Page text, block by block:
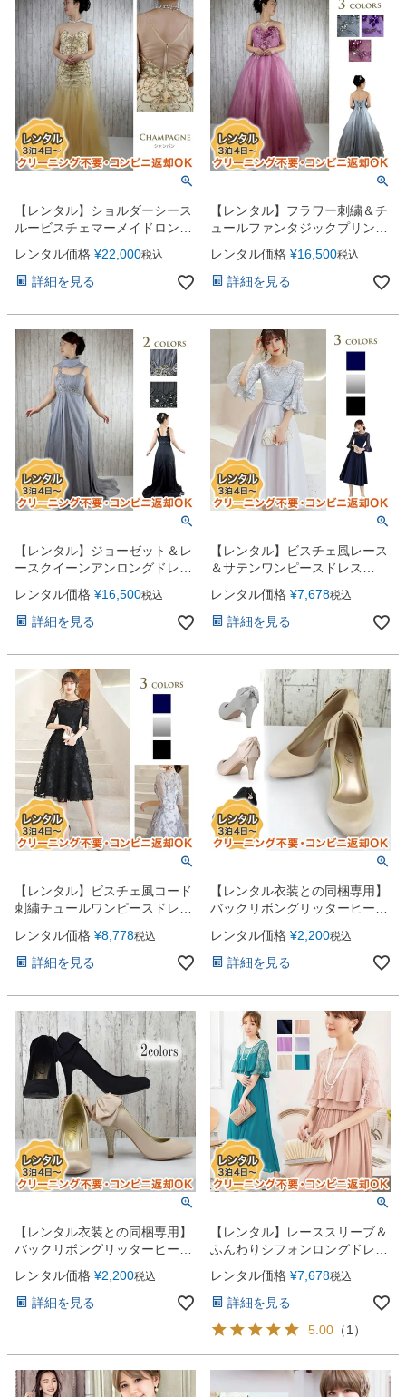
【レンタル】ショルダーシース
ルービスチェマーメイドロング
ドレス（AMC747）
レンタル価格 ¥22,000税込
詳細を見る
【レンタル】フラワー刺繍＆チ
ュールファンタジックプリンセ
スラインドレス（AMC206）
レンタル価格 ¥16,500税込
詳細を見る
【レンタル】ジョーゼット＆レ
ースクイーンアンロングドレス
（AMC208）
レンタル価格 ¥16,500税込
詳細を見る
【レンタル】ビスチェ風レース
＆サテンワンピースドレス
（yp011）
レンタル価格 ¥7,678税込
詳細を見る
【レンタル】ビスチェ風コード
刺繍チュールワンピースドレス
レンタル価格 ¥8,778税込
詳細を見る
【レンタル衣装との同梱専用】
バックリボングリッターヒール
パーティーシューズ（7cmヒー
ル）（clcb3400）
レンタル価格 ¥2,200税込
詳細を見る
【レンタル衣装との同梱専用】
バックリボングリッターヒール
パーティーシューズ（9cmヒー
ル）（clcb2908）
レンタル価格 ¥2,200税込
詳細を見る
【レンタル】レーススリーブ＆
ふんわりシフォンロングドレス
レンタル価格 ¥7,678税込
詳細を見る
5.00 （1 ）